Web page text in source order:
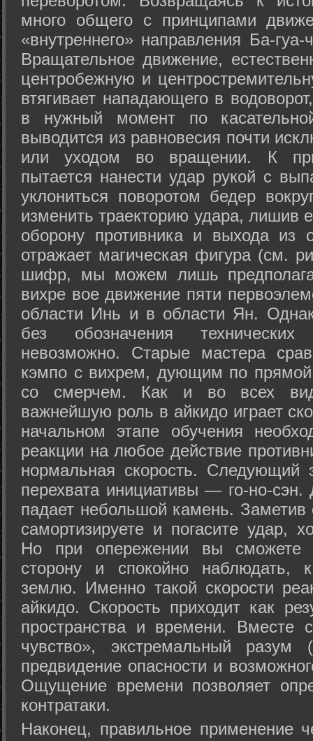
много общего с принципами
«внутреннего» направления Ба-
Вращательное движение,
центробежную и
втягивает нападающего в
в нужный момент по
выводится из равновесия почти
или уходом во вращении. К
пытается нанести удар рукой с
уклониться поворотом бедер
изменить траекторию удара, лишив
оборону противника и выхода из
отражает магическая фигура (см.
шифр, мы можем лишь
вихре вое движение пяти
области Инь и в области Ян.
без обозначения
невозможно. Старые мастера
кэмпо с вихрем, дующим по
со смерчем. Как и во всех
важнейшую роль в айкидо играет
начальном этапе обучения
реакции на любое действие
нормальная скорость.
перехвата инициативы — го-но-
падает небольшой камень.
самортизируете и погасите удар,
Но при опережении вы сможете
сторону и спокойно наблюдать,
землю. Именно такой скорости
айкидо. Скорость приходит как
пространства и времени. Вместе
чувство», экстремальный разум
предвидение опасности и
Ощущение времени позволяет
контратаки.
Наконец, правильное применение